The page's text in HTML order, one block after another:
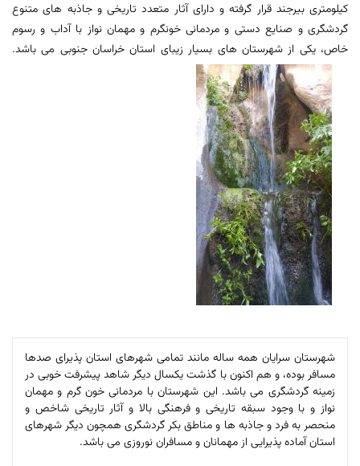
کیلومتری بیرجند قرار گرفته و دارای آثار متعدد تاریخی و جاذبه های متنوع
گردشگری و صنایع دستی و مردمانی خونگرم و مهمان نواز با آداب و رسوم
خاص، یکی از شهرستان های بسیار زیبای استان خراسان جنوبی می باشد.
شهرستان سرایان همه ساله مانند تمامی شهرهای استان پذیرای صدها
مسافر بوده، و هم اکنون با گذشت یکسال دیگر شاهد پیشرفت خوبی در
زمینه گردشگری می باشد. این شهرستان با مردمانی خون گرم و مهمان
نواز و با وجود سبقه تاریخی و فرهنگی بالا و آثار تاریخی شاخص و
منحصر به فرد و جاذبه ها و مناطق بکر گردشگری همچون دیگر شهرهای
استان آماده پذیرایی از مهمانان و مسافران نوروزی می باشد.